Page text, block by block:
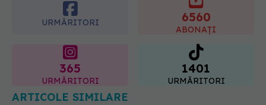
URMĂRITORI 6560
ABONAȚI
365
URMĂRITORI
1401
URMĂRITORI
ARTICOLE SIMILARE